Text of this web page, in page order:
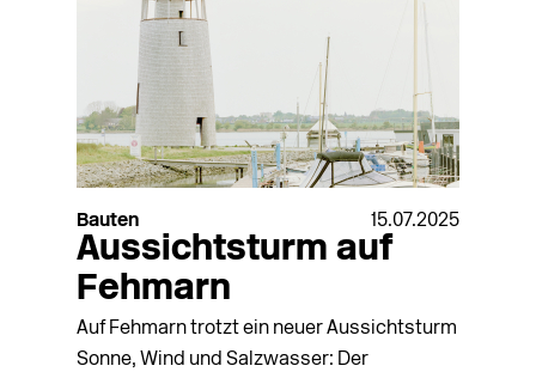
Bauten 15.07.2025
Aussichtsturm auf
Fehmarn
Auf Fehmarn trotzt ein neuer Aussichtsturm
Sonne, Wind und Salzwasser: Der